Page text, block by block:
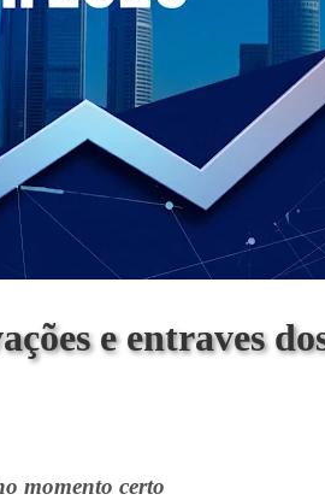
e entraves
momento certo